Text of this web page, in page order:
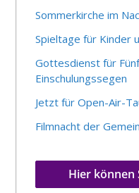
Sommerkirche im
Spieltage für Kinder
Gottesdienst für
Einschulungssegen
Jetzt für Open-Air-
Filmnacht der
Hier können